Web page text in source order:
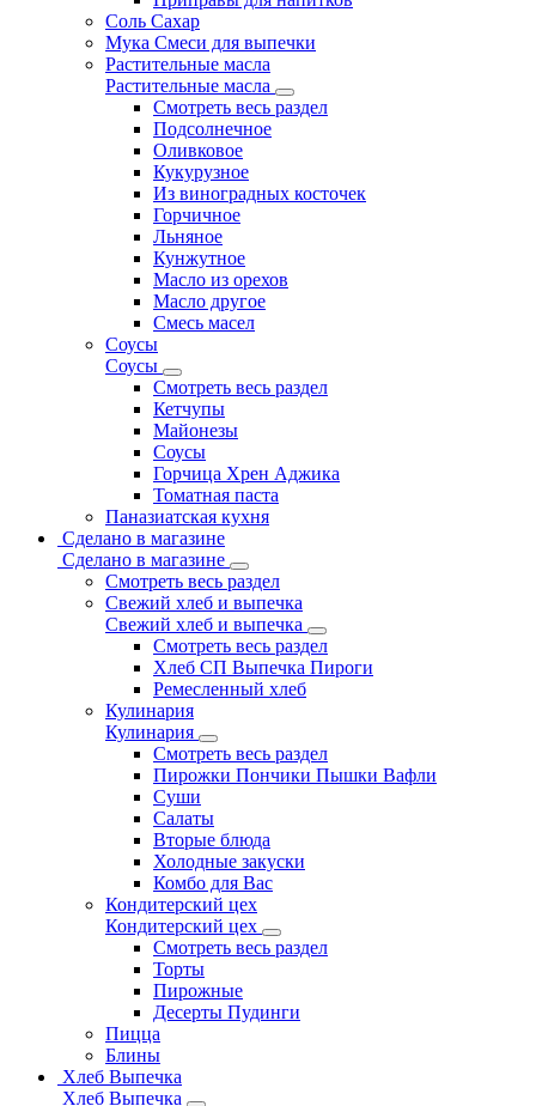
Соль Сахар
Мука Смеси для выпечки
Растительные масла
Растительные масла
Смотреть весь раздел
Подсолнечное
Оливковое
Кукурузное
Из виноградных косточек
Горчичное
Льняное
Кунжутное
Масло из орехов
Масло другое
Смесь масел
Соусы
Соусы
Смотреть весь раздел
Кетчупы
Майонезы
Соусы
Горчица Хрен Аджика
Томатная паста
Паназиатская кухня
Сделано в магазине
Сделано в магазине
Смотреть весь раздел
Свежий хлеб и выпечка
Свежий хлеб и выпечка
Смотреть весь раздел
Хлеб СП Выпечка Пироги
Ремесленный хлеб
Кулинария
Кулинария
Смотреть весь раздел
Пирожки Пончики Пышки Вафли
Суши
Салаты
Вторые блюда
Холодные закуски
Комбо для Вас
Кондитерский цех
Кондитерский цех
Смотреть весь раздел
Торты
Пирожные
Десерты Пудинги
Пицца
Блины
Хлеб Выпечка
Хлеб Выпечка